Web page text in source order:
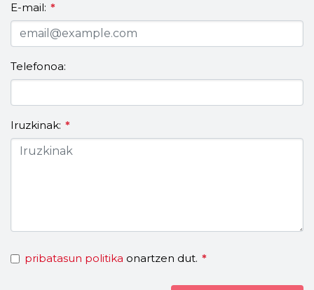
E-mail: *
Telefonoa:
Iruzkinak: *
pribatasun politika onartzen dut. *